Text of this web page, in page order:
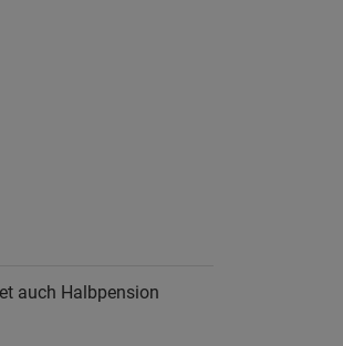
auch Halbpension